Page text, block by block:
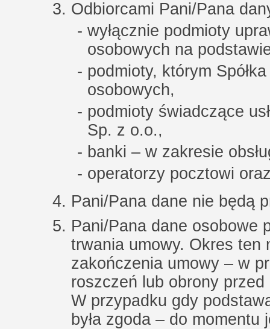
Odbiorcami Pani/Pana
wyłącznie podmioty
osobowych na
podmioty, którym
osobowych,
podmioty świadczące
Sp. z o.o.,
banki – w zakresie
operatorzy pocztowi
Pani/Pana dane nie będą
Pani/Pana dane osobowe
trwania umowy. Okres ten
zakończenia umowy – w
roszczeń lub obrony
W przypadku gdy
była zgoda – do momentu